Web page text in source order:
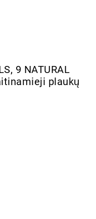
9 NATURAL
plaukų